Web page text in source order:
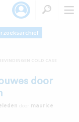
door
maurice